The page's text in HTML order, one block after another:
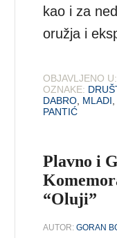
kao i za
oružja i
OBJAVLJENO U:
OZNAKE:
DABRO MLADI
PANTIĆ
Plavno i
“Oluji”
AUTOR:GORAN